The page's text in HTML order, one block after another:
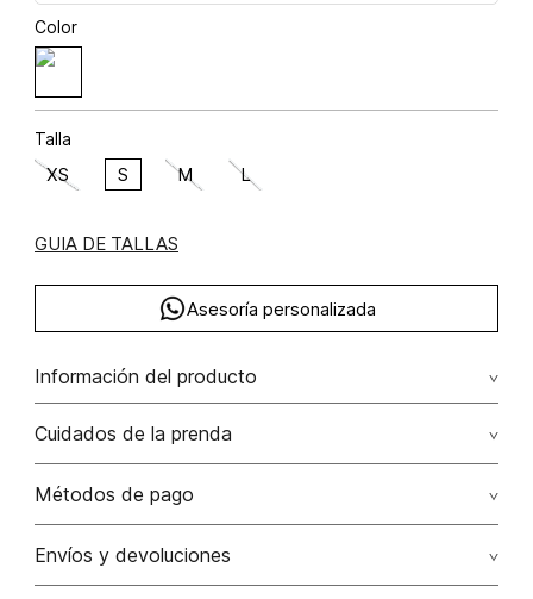
Color
Talla
XS S M L
GUIA DE TALLAS
Asesoría personalizada
Información del producto
Cuidados de la prenda
Lavado profesional en húmedo moderado. no exponer al
No lavar
Métodos de pago
Tarjetas de crédito: Visa, Dinners, Master Card y American
Envíos y devoluciones